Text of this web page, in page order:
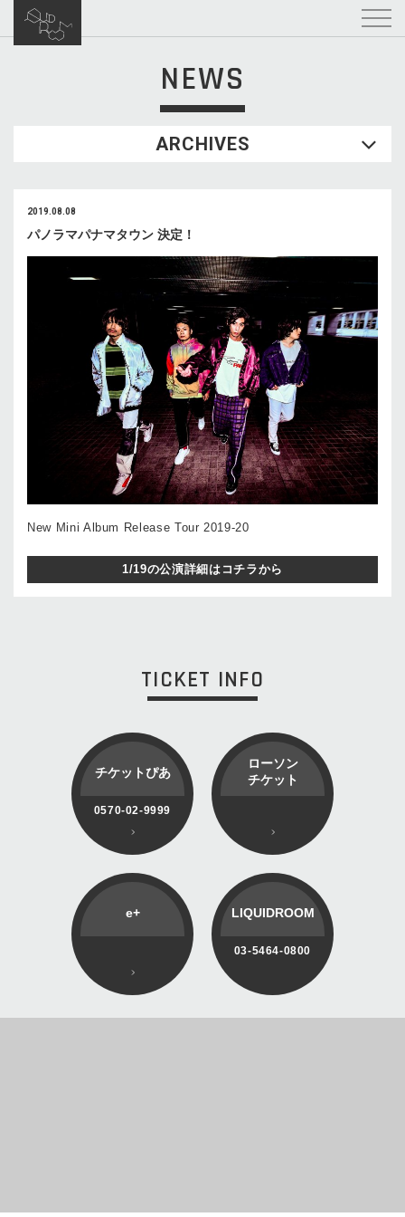
NEWS
ARCHIVES
2019.08.08
パノラマパナマタウン 決定！
New Mini Album Release Tour 2019-20
1/19の公演詳細はコチラから
TICKET INFO
チケットぴあ
0570-02-9999
ローソン
チケット
e+ LIQUIDROOM
03-5464-0800